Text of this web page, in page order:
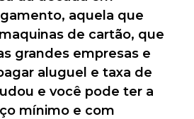
aquela que
de cartão, que
grandes empresas e
aluguel e taxa de
e você pode ter a
mínimo e com